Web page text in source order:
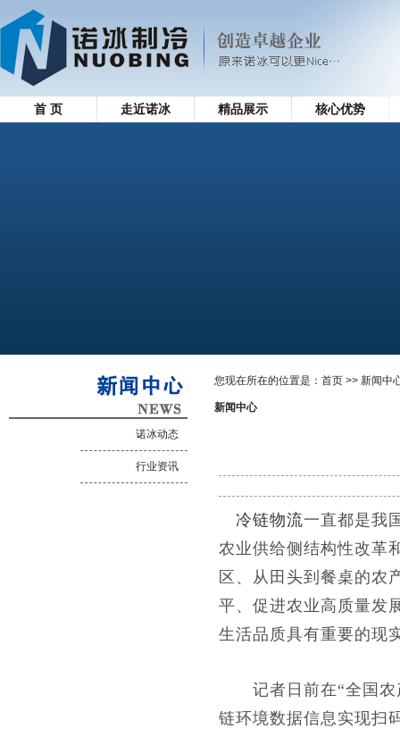
首 页 走近诺冰 精品展示 核心优势
诺冰动态
行业资讯
您现在所在的位置是： 首页 >> 新闻中
新闻中心
冷链物流一直都是我
农业供给侧结构性改革
区、从田头到餐桌的农
平、促进农业高质量发
生活品质具有重要的现
记者日前在“全国农
链环境数据信息实现扫